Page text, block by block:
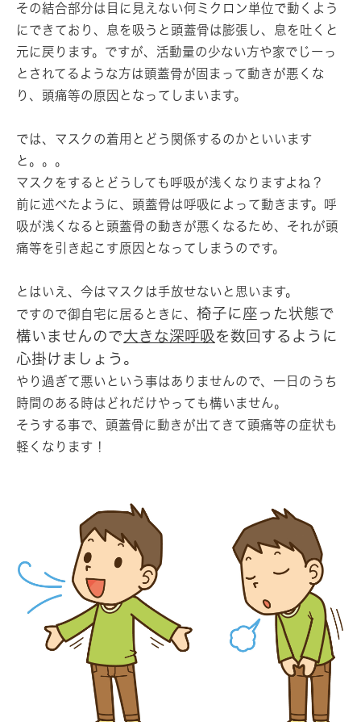
その結合部分は目に見えない何ミクロン単位で動くよう
にできており、息を吸うと頭蓋骨は膨張し、息を吐くと
元に戻ります。ですが、活動量の少ない方や家でじーっ
とされてるような方は頭蓋骨が固まって動きが悪くな
り、頭痛等の原因となってしまいます。
では、マスクの着用とどう関係するのかといいます
と。。。
マスクをするとどうしても呼吸が浅くなりますよね？
前に述べたように、頭蓋骨は呼吸によって動きます。呼
吸が浅くなると頭蓋骨の動きが悪くなるため、それが頭
痛等を引き起こす原因となってしまうのです。
とはいえ、今はマスクは手放せないと思います。
ですので御自宅に居るときに、 椅子に座った状態で
構いませんので大きな深呼吸を数回するように
心掛けましょう。
やり過ぎて悪いという事はありませんので、一日のうち
時間のある時はどれだけやっても構いません。
そうする事で、頭蓋骨に動きが出てきて頭痛等の症状も
軽くなります！